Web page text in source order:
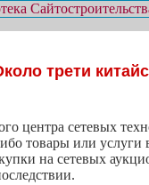
трети
центра сетевых
товары или
на сетевых